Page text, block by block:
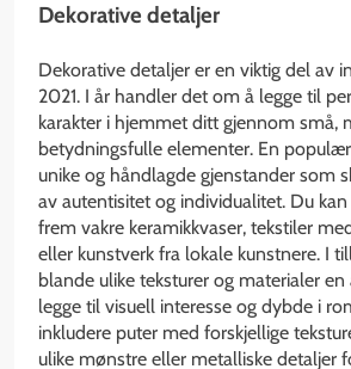
Dekorative detaljer
Dekorative detaljer er en viktig del av
2021. I år handler det om å legge til
karakter i hjemmet ditt gjennom små,
betydningsfulle elementer. En
unike og håndlagde gjenstander som
av autentisitet og individualitet. Du
frem vakre keramikkvaser, tekstiler
eller kunstverk fra lokale kunstnere. I
blande ulike teksturer og materialer
legge til visuell interesse og dybde i
inkludere puter med forskjellige
ulike mønstre eller metalliske detaljer